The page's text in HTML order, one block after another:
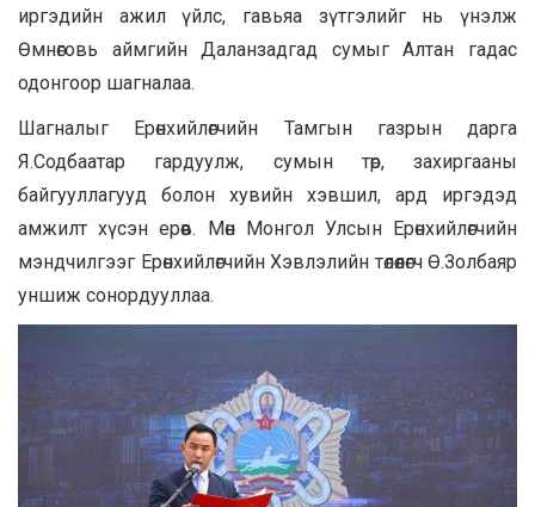
иргэдийн ажил үйлс, гавьяа зүтгэлийг нь үнэлж
Өмнөговь аймгийн Даланзадгад сумыг Алтан гадас
одонгоор шагналаа.
Шагналыг Ерөнхийлөгчийн Тамгын газрын дарга
Я.Содбаатар гардуулж, сумын төр, захиргааны
байгууллагууд болон хувийн хэвшил, ард иргэдэд
амжилт хүсэн ерөөв. Мөн Монгол Улсын Ерөнхийлөгчийн
мэндчилгээг Ерөнхийлөгчийн Хэвлэлийн төлөөлөгч Ө.Золбаяр
уншиж сонордууллаа.